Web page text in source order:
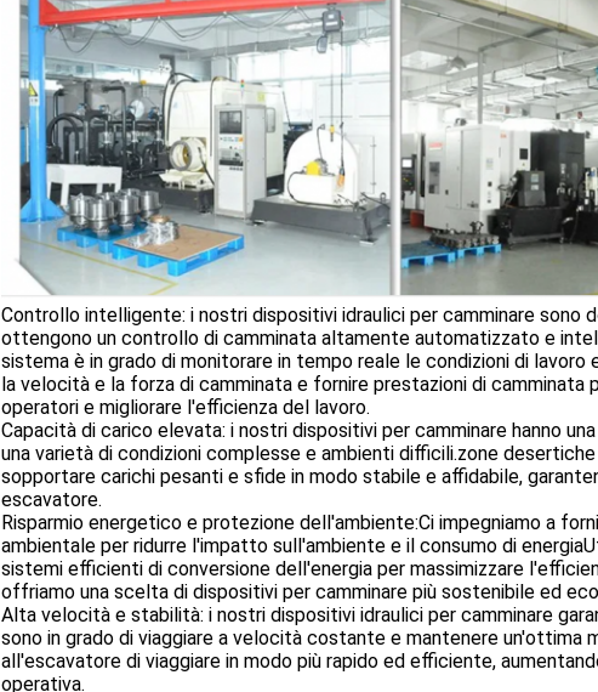
Controllo intelligente: i nostri dispositivi idraulici per camminare
ottengono un controllo di camminata altamente automatizzato e
sistema è in grado di monitorare in tempo reale le condizioni di
la velocità e la forza di camminata e fornire prestazioni di
operatori e migliorare l'efficienza del lavoro.
Capacità di carico elevata: i nostri dispositivi per camminare hanno
una varietà di condizioni complesse e ambienti difficili.zone
sopportare carichi pesanti e sfide in modo stabile e affidabile,
escavatore.
Risparmio energetico e protezione dell'ambiente:Ci impegniamo a
ambientale per ridurre l'impatto sull'ambiente e il consumo di
sistemi efficienti di conversione dell'energia per massimizzare
offriamo una scelta di dispositivi per camminare più sostenibile ed
Alta velocità e stabilità: i nostri dispositivi idraulici per camminare
sono in grado di viaggiare a velocità costante e mantenere un'ottima
all'escavatore di viaggiare in modo più rapido ed efficiente,
operativa.